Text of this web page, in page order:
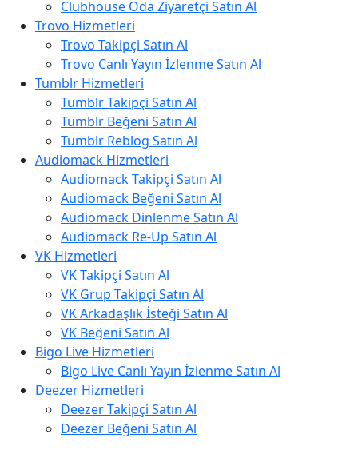
Clubhouse Oda Ziyaretçi Satın Al
Trovo Hizmetleri
Trovo Takipçi Satın Al
Trovo Canlı Yayın İzlenme Satın Al
Tumblr Hizmetleri
Tumblr Takipçi Satın Al
Tumblr Beğeni Satın Al
Tumblr Reblog Satın Al
Audiomack Hizmetleri
Audiomack Takipçi Satın Al
Audiomack Beğeni Satın Al
Audiomack Dinlenme Satın Al
Audiomack Re-Up Satın Al
VK Hizmetleri
VK Takipçi Satın Al
VK Grup Takipçi Satın Al
VK Arkadaşlık İsteği Satın Al
VK Beğeni Satın Al
Bigo Live Hizmetleri
Bigo Live Canlı Yayın İzlenme Satın Al
Deezer Hizmetleri
Deezer Takipçi Satın Al
Deezer Beğeni Satın Al